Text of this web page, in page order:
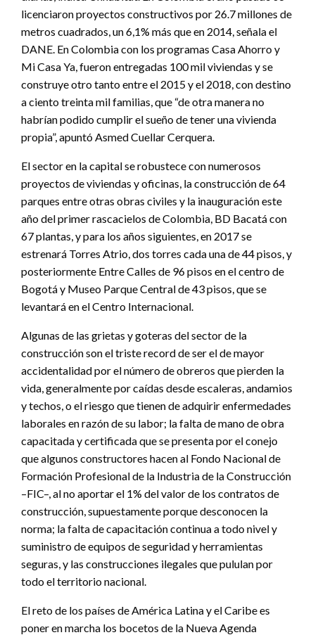
licenciaron proyectos constructivos por 26.7 millones de
metros cuadrados, un 6,1% más que en 2014, señala el
DANE. En Colombia con los programas Casa Ahorro y
Mi Casa Ya, fueron entregadas 100 mil viviendas y se
construye otro tanto entre el 2015 y el 2018, con destino
a ciento treinta mil familias, que “de otra manera no
habrían podido cumplir el sueño de tener una vivienda
propia”, apuntó Asmed Cuellar Cerquera.
El sector en la capital se robustece con numerosos
proyectos de viviendas y oficinas, la construcción de 64
parques entre otras obras civiles y la inauguración este
año del primer rascacielos de Colombia, BD Bacatá con
67 plantas, y para los años siguientes, en 2017 se
estrenará Torres Atrio, dos torres cada una de 44 pisos, y
posteriormente Entre Calles de 96 pisos en el centro de
Bogotá y Museo Parque Central de 43 pisos, que se
levantará en el Centro Internacional.
Algunas de las grietas y goteras del sector de la
construcción son el triste record de ser el de mayor
accidentalidad por el número de obreros que pierden la
vida, generalmente por caídas desde escaleras, andamios
y techos, o el riesgo que tienen de adquirir enfermedades
laborales en razón de su labor; la falta de mano de obra
capacitada y certificada que se presenta por el conejo
que algunos constructores hacen al Fondo Nacional de
Formación Profesional de la Industria de la Construcción
–FIC–, al no aportar el 1% del valor de los contratos de
construcción, supuestamente porque desconocen la
norma; la falta de capacitación continua a todo nivel y
suministro de equipos de seguridad y herramientas
seguras, y las construcciones ilegales que pululan por
todo el territorio nacional.
El reto de los países de América Latina y el Caribe es
poner en marcha los bocetos de la Nueva Agenda